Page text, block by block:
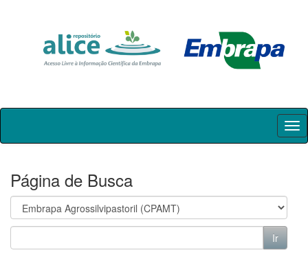
Skip
Página de Busca